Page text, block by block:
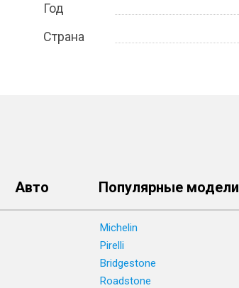
Год
Страна
Авто Популярные модели
Michelin
Pirelli
Bridgestone
Roadstone